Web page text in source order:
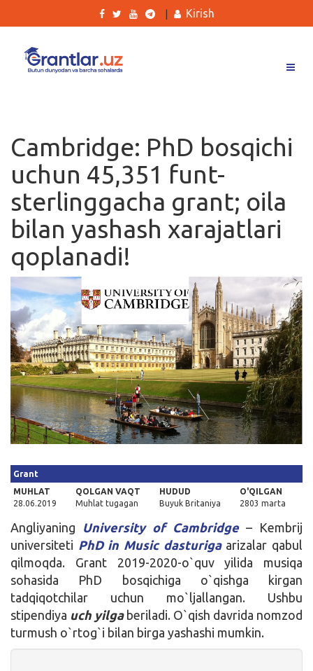
Ishlar
Kurslar
Blog
Yana
Qidirish
Kirish
Kirish
Cambridge: PhD bosqichi
uchun 45,351 funt-
sterlinggacha grant; oila
bilan yashash xarajatlari
qoplanadi!
Grant
MUHLAT
28.06.2019
QOLGAN VAQT
Muhlat tugagan
HUDUD
Buyuk Britaniya
O'QILGAN
2803 marta
Angliyaning University of Cambridge– Kembrij
universiteti PhD in Music dasturigaarizalar qabul
qilmoqda. Grant 2019-2020-o`quv yilida musiqa
sohasida PhD bosqichiga o`qishga kirgan
tadqiqotchilar uchun mo`ljallangan. Ushbu
stipendiya uch yilga beriladi. O`qish davrida nomzod
turmush o`rtog`i bilan birga yashashi mumkin.